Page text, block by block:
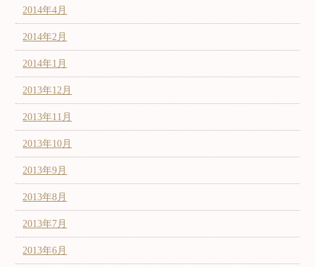
2014年4月
2014年2月
2014年1月
2013年12月
2013年11月
2013年10月
2013年9月
2013年8月
2013年7月
2013年6月